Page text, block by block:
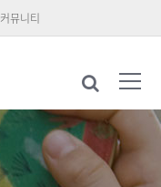
커뮤니티